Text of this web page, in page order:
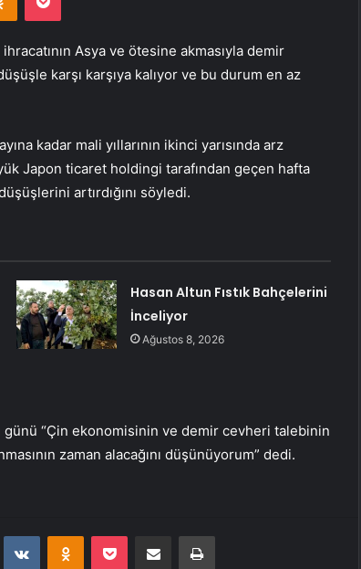
Asya ve ötesine akmasıyla demir
karşı karşıya kalıyor ve bu durum en az
kadar mali yıllarının ikinci yarısında arz
Japon ticaret holdingi tarafından geçen hafta
artırdığını söyledi.
Hasan Altun Fıstık Bahçelerini
İnceliyor
Ağustos 8, 2026
günü “Çin ekonomisinin ve demir cevheri talebinin
zaman alacağını düşünüyorum” dedi.
VKontakteOdnoklassniki
Pocket E-Posta ile paylaş Yazdır